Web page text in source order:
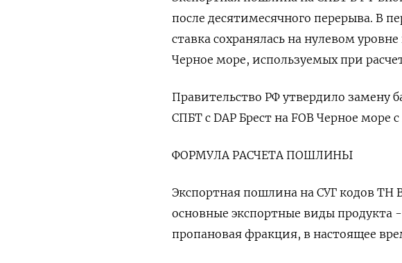
после десятимесячного перерыва. ​В
ставка сохранялась на нулевом
Черное море, используемых при
Правительство РФ утвердило замену
СПБТ с DAP Брест на FOB ​Черное море с
ФОРМУЛА РАСЧЕТА ПОШЛИНЫ
Экспортная пошлина на СУГ кодов ТН
основные экспортные виды продукта
пропановая фракция, в настоящее